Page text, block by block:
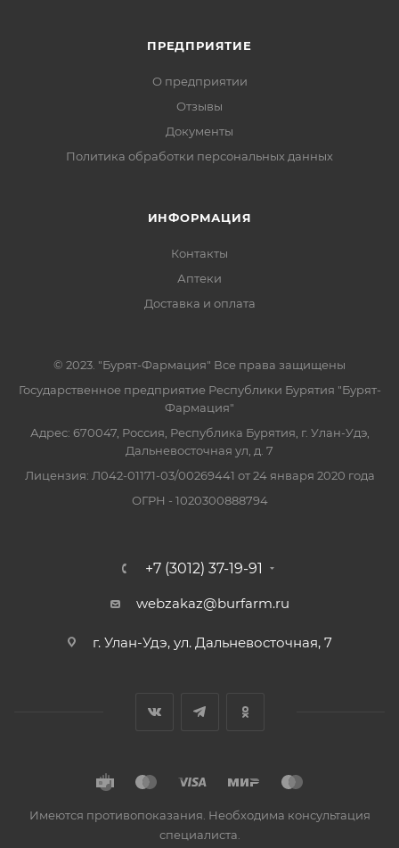
ПРЕДПРИЯТИЕ
О предприятии
Отзывы
Документы
Политика обработки персональных данных
ИНФОРМАЦИЯ
Контакты
Аптеки
Доставка и оплата
© 2023. "Бурят-Фармация" Все права защищены
Государственное предприятие Республики Бурятия "Бурят-
Фармация"
Адрес: 670047, Россия, Республика Бурятия, г. Улан-Удэ,
Дальневосточная ул, д. 7
Лицензия: Л042-01171-03/00269441 от 24 января 2020 года
ОГРН - 1020300888794
+7 (3012) 37-19-91
webzakaz@burfarm.ru
г. Улан-Удэ, ул. Дальневосточная, 7
Имеются противопоказания. Необходима консультация
специалиста.